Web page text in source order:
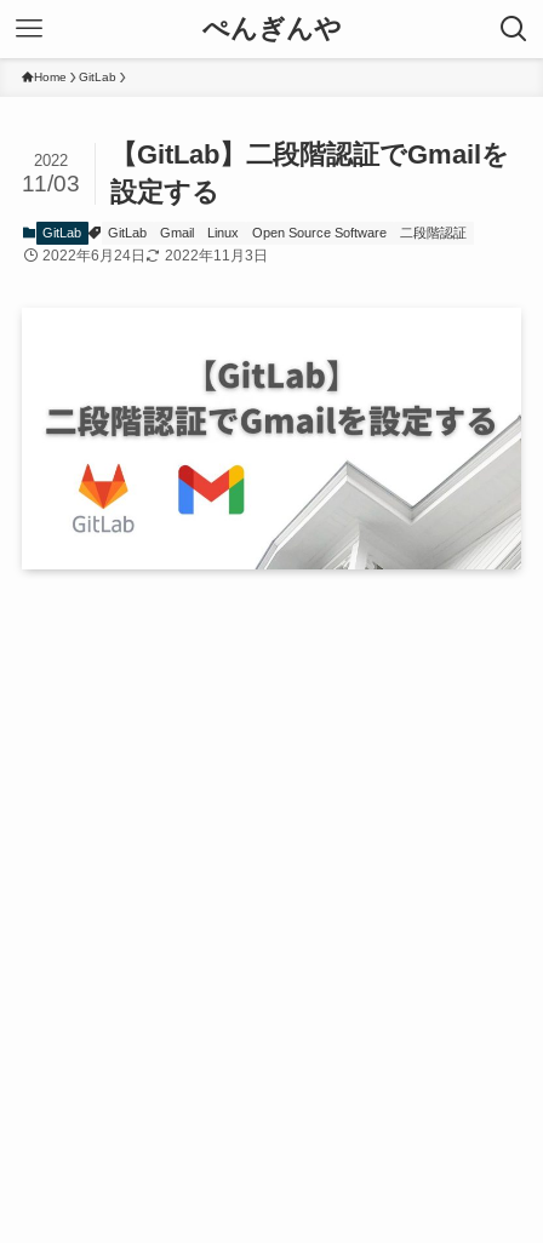
ぺんぎんや
Home GitLab
【GitLab】二段階認証でGmailを
設定する
2022
11/03
GitLab GitLab Gmail Linux Open Source Software 二段階認証
2022年6月24日 2022年11月3日